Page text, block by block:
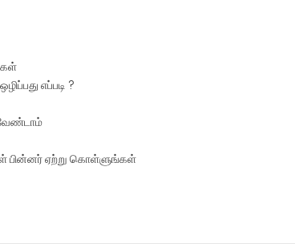
எப்படி ?
பின்னர் ஏற்று கொள்ளுங்கள்